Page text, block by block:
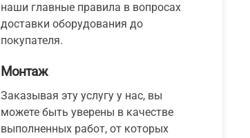
наши главные правила в вопросах
доставки оборудования до
покупателя.
Монтаж
Заказывая эту услугу у нас, вы
можете быть уверены в качестве
выполненных работ, от которых